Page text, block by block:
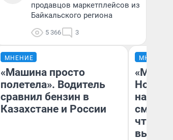
продавцов маркетплейсов из
Байкальского региона
5 366 3
МНЕНИЕ
«Машина просто
полетела». Водитель
сравнил бензин в
Казахстане и России
МНЕНИЕ
«Мы
чтобы